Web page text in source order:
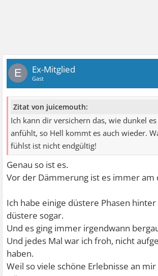
E Ex-Mitglied
Gast
Zitat von juicemouth:
Ich kann dir versichern das, wie dunkel
anfühlt, so Hell kommt es auch wieder.
fühlst ist nicht endgültig!
Genau so ist es.
Vor der Dämmerung ist es immer am
Ich habe einige düstere Phasen
düstere sogar.
Und es ging immer irgendwann
Und jedes Mal war ich froh, nicht
haben.
Weil so viele schöne Erlebnisse an